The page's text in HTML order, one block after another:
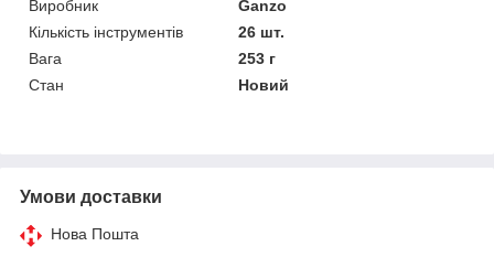
Виробник
Ganzo
Кількість інструментів
26 шт.
Вага
253 г
Стан
Новий
Умови доставки
Нова Пошта